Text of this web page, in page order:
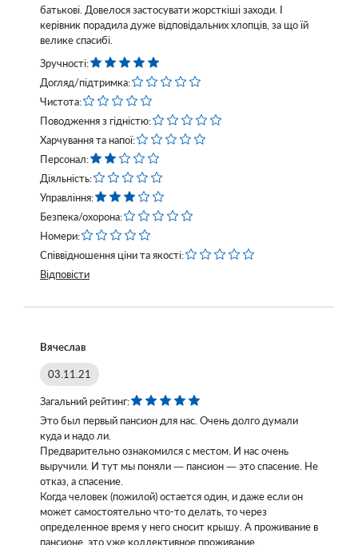
батькові. Довелося застосувати жорсткіші заходи. І
керівник порадила дуже відповідальних хлопців, за що їй
велике спасибі.
Зручності:
Догляд/підтримка:
Чистота:
Поводження з гідністю:
Харчування та напої:
Персонал:
Діяльність:
Управління:
Безпека/охорона:
Номери:
Співвідношення ціни та якості:
Відповісти
Вячеслав
03.11.21
Загальний рейтинг:
Это был первый пансион для нас. Очень долго думали
куда и надо ли.
Предварительно ознакомился с местом. И нас очень
выручили. И тут мы поняли — пансион — это спасение. Не
отказ, а спасение.
Когда человек (пожилой) остается один, и даже если он
может самостоятельно что-то делать, то через
определенное время у него сносит крышу. А проживание в
пансионе, это уже коллективное проживание.